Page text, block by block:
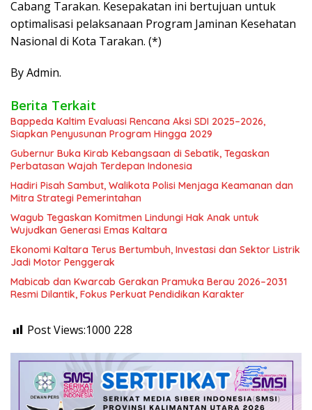
Cabang Tarakan. Kesepakatan ini bertujuan untuk
optimalisasi pelaksanaan Program Jaminan Kesehatan
Nasional di Kota Tarakan. (*)
By Admin.
Berita Terkait
Bappeda Kaltim Evaluasi Rencana Aksi SDI 2025–2026,
Siapkan Penyusunan Program Hingga 2029
Gubernur Buka Kirab Kebangsaan di Sebatik, Tegaskan
Perbatasan Wajah Terdepan Indonesia
Hadiri Pisah Sambut, Walikota Polisi Menjaga Keamanan dan
Mitra Strategi Pemerintahan
Wagub Tegaskan Komitmen Lindungi Hak Anak untuk
Wujudkan Generasi Emas Kaltara
Ekonomi Kaltara Terus Bertumbuh, Investasi dan Sektor Listrik
Jadi Motor Penggerak
Mabicab dan Kwarcab Gerakan Pramuka Berau 2026–2031
Resmi Dilantik, Fokus Perkuat Pendidikan Karakter
Post Views:1000 228